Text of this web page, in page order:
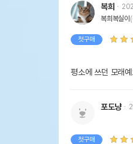
복희
복희복실이
첫구매
평소에 쓰던 모래
포도냥
첫구매